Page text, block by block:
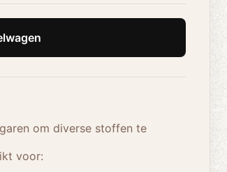
om diverse stoffen te
voor: